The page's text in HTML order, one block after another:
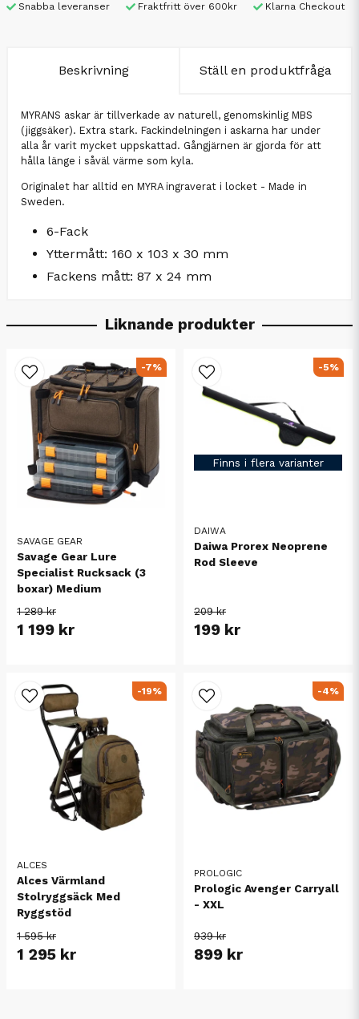
Snabba leveranser Fraktfritt över 600kr Klarna Checkout
Beskrivning Ställ en produktfråga
MYRANS askar är tillverkade av naturell, genomskinlig MBS
(jiggsäker). Extra stark. Fackindelningen i askarna har under
alla år varit mycket uppskattad. Gångjärnen är gjorda för att
hålla länge i såväl värme som kyla.
Originalet har alltid en MYRA ingraverat i locket - Made in
Sweden.
6-Fack
Yttermått: 160 x 103 x 30 mm
Fackens mått: 87 x 24 mm
Liknande produkter
SAVAGE GEAR
Savage Gear Lure
Specialist Rucksack (3
boxar) Medium
1 289 kr
1 199 kr
-7%
Finns i flera varianter
DAIWA
Daiwa Prorex Neoprene
Rod Sleeve
209 kr
199 kr
-5%
ALCES
Alces Värmland
Stolryggsäck Med
Ryggstöd
1 595 kr
1 295 kr
-19%
PROLOGIC
Prologic Avenger Carryall
- XXL
939 kr
899 kr
-4%